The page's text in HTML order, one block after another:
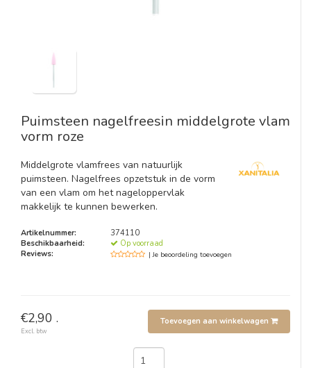
Puimsteen nagelfreesin middelgrote vlam
vorm roze
Middelgrote vlamfrees van natuurlijk
puimsteen. Nagelfrees opzetstuk in de vorm
van een vlam om het nageloppervlak
makkelijk te kunnen bewerken.
Artikelnummer:
374110
Beschikbaarheid:
Op voorraad
Reviews:
| Je beoordeling toevoegen
€2,90 .
Excl. btw
Toevoegen aan winkelwagen